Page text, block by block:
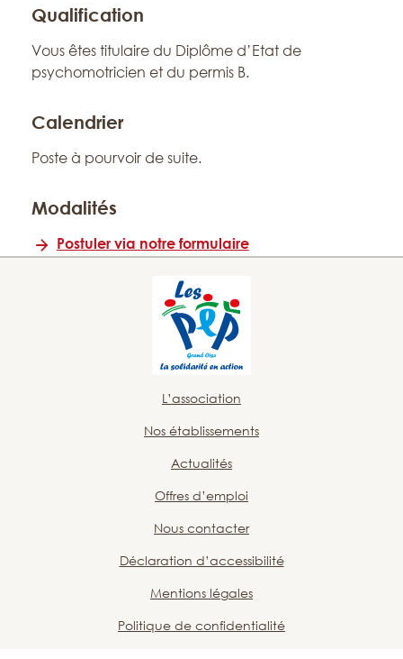
Qualification
Vous êtes titulaire du Diplôme d’Etat de
psychomotricien et du permis B.
Calendrier
Poste à pourvoir de suite.
Modalités
Postuler via notre formulaire
L’association
Nos établissements
Actualités
Offres d’emploi
Nous contacter
Déclaration d’accessibilité
Mentions légales
Politique de confidentialité